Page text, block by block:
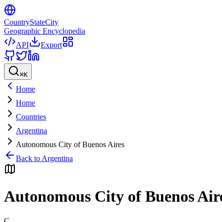
CountryStateCity
Geographic Encyclopedia
API
Export
⌘K
Home
Home
Countries
Argentina
Autonomous City of Buenos Aires
Back to Argentina
Autonomous City of Buenos